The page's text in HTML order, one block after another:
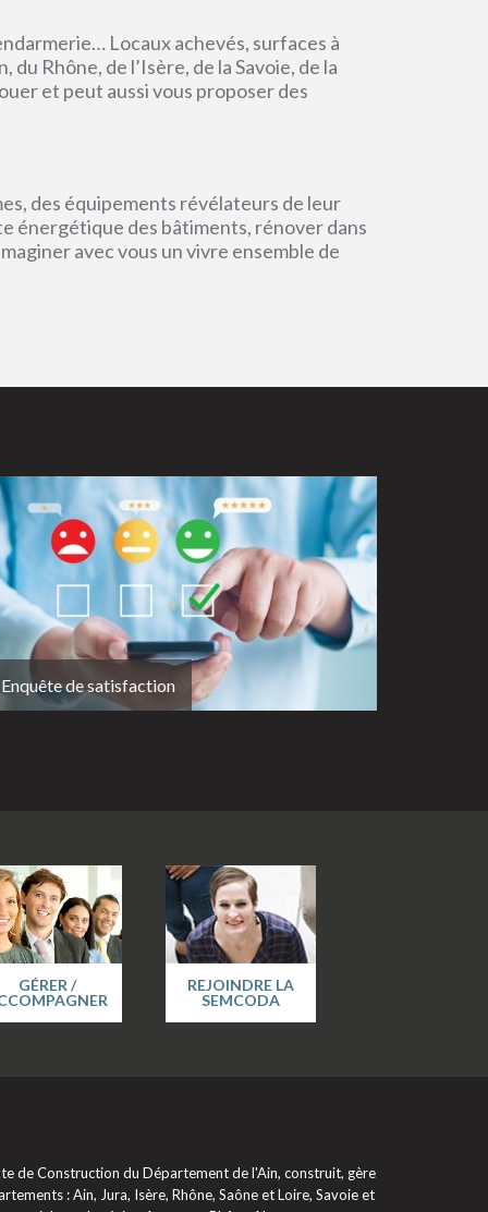
Locaux achevés, surfaces à
Rhône, de l’Isère, de la Savoie, de la
et peut aussi vous proposer des
des équipements révélateurs de leur
énergétique des bâtiments, rénover dans
avec vous un vivre ensemble de
Enquête de satisfaction
GÉRER /
REJOINDRE LA
SEMCODA
de Construction du Département de l'Ain, construit, gère
: Ain, Jura, Isère, Rhône, Saône et Loire, Savoie et